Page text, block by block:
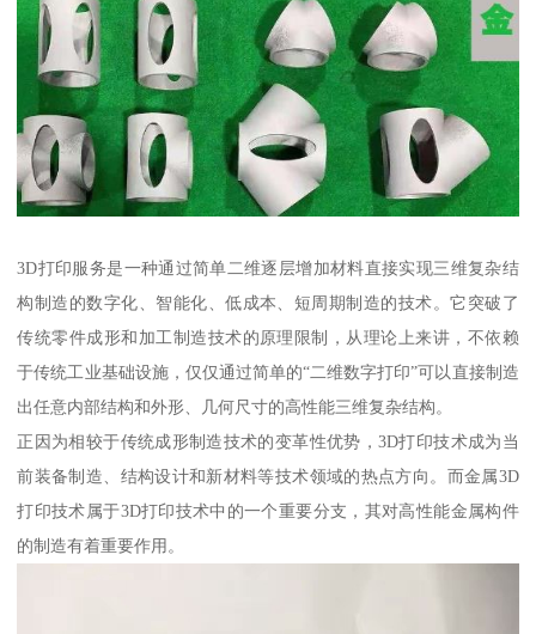
3D打印服务是一种通过简单二维逐层增加材料直接实现三维复杂结
构制造的数字化、智能化、低成本、短周期制造的技术。它突破了
传统零件成形和加工制造技术的原理限制，从理论上来讲，不依赖
于传统工业基础设施，仅仅通过简单的“二维数字打印”可以直接制造
出任意内部结构和外形、几何尺寸的高性能三维复杂结构。
正因为相较于传统成形制造技术的变革性优势，3D打印技术成为当
前装备制造、结构设计和新材料等技术领域的热点方向。而金属3D
打印技术属于3D打印技术中的一个重要分支，其对高性能金属构件
的制造有着重要作用。